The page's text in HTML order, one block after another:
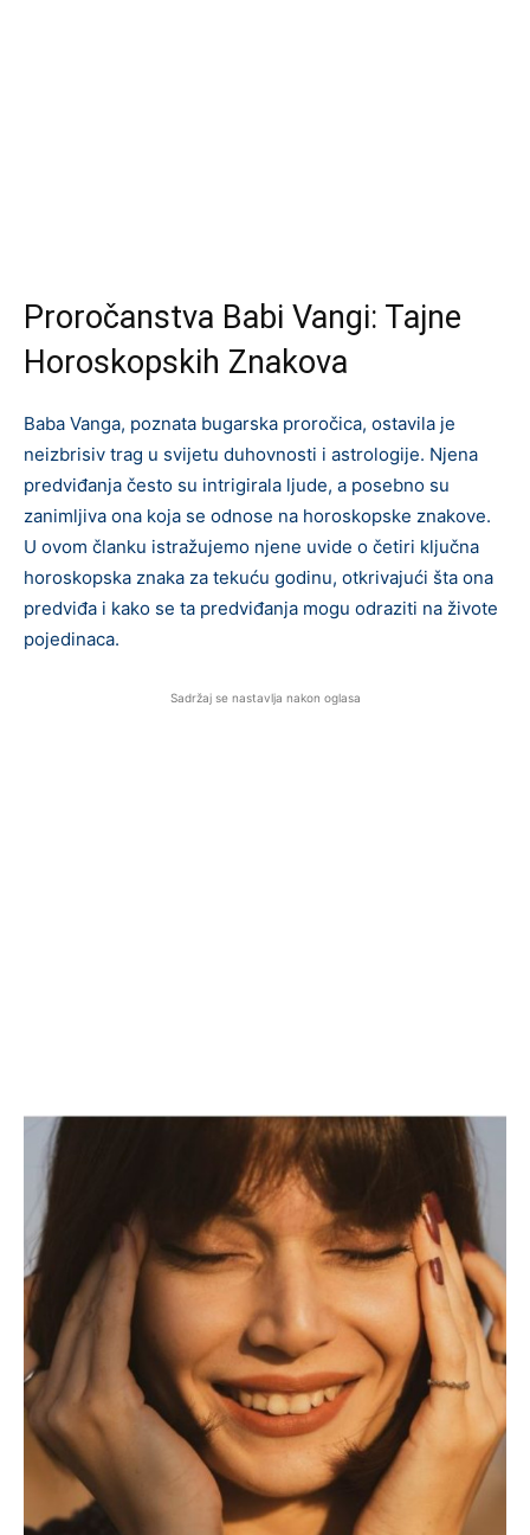
Proročanstva Babi Vangi: Tajne
Horoskopskih Znakova
Baba Vanga, poznata bugarska proročica, ostavila je
neizbrisiv trag u svijetu duhovnosti i astrologije. Njena
predviđanja često su intrigirala ljude, a posebno su
zanimljiva ona koja se odnose na horoskopske znakove.
U ovom članku istražujemo njene uvide o četiri ključna
horoskopska znaka za tekuću godinu, otkrivajući šta ona
predviđa i kako se ta predviđanja mogu odraziti na živote
pojedinaca.
Sadržaj se nastavlja nakon oglasa